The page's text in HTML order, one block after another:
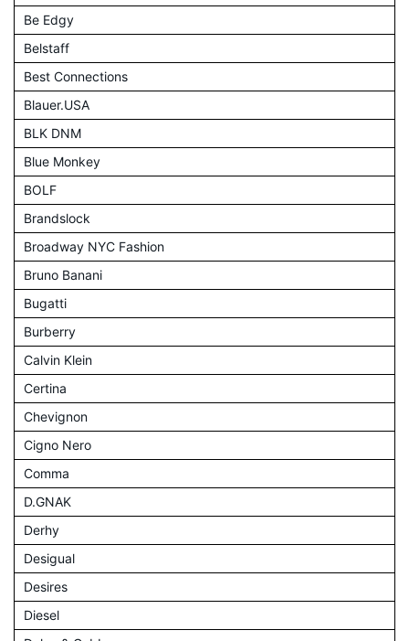
Be Edgy
Belstaff
Best Connections
Blauer.USA
BLK DNM
Blue Monkey
BOLF
Brandslock
Broadway NYC Fashion
Bruno Banani
Bugatti
Burberry
Calvin Klein
Certina
Chevignon
Cigno Nero
Comma
D.GNAK
Derhy
Desigual
Desires
Diesel